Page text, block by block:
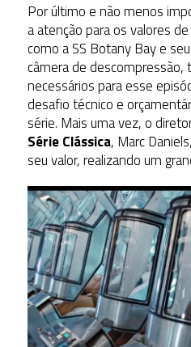
Por último e não menos
a atenção para os valores
como a SS Botany Bay e
câmera de
necessários para esse
desafio técnico e
série. Mais uma vez, o
Série Clássica, Marc
seu valor, realizando um